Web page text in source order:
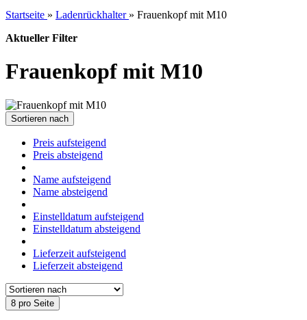
Startseite » Ladenrückhalter » Frauenkopf mit M10
Aktueller Filter
Frauenkopf mit M10
Sortieren nach
Preis aufsteigend
Preis absteigend
Name aufsteigend
Name absteigend
Einstelldatum aufsteigend
Einstelldatum absteigend
Lieferzeit aufsteigend
Lieferzeit absteigend
8 pro Seite